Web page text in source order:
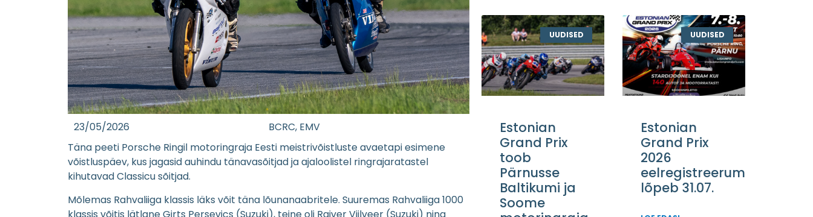
23/05/2026 BCRC, EMV
Täna peeti Porsche Ringil motoringraja Eesti meistrivõistluste avaetapi esimene
võistluspäev, kus jagasid auhindu tänavasõitjad ja ajaloolistel ringrajaratastel
kihutavad Classicu sõitjad.
Mõlemas Rahvaliiga klassis läks võit täna lõunanaabritele. Suuremas Rahvaliiga 1000
klassis võitis lätlane Girts Persevics (Suzuki), teine oli Raiver Viilveer (Suzuki) ning
UUDISED
Estonian
Grand Prix
toob
Pärnusse
Baltikumi ja
Soome
UUDISED
Estonian
Grand Prix
2026
eelregistreerumine
lõpeb 31.07.